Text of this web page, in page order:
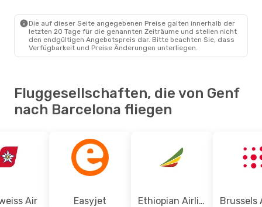
Die auf dieser Seite angegebenen Preise galten innerhalb der
letzten 20 Tage für die genannten Zeiträume und stellen nicht
den endgültigen Angebotspreis dar. Bitte beachten Sie, dass
Verfügbarkeit und Preise Änderungen unterliegen.
Fluggesellschaften, die von Genf
nach Barcelona fliegen
Air Easyjet Ethiopian Airlines